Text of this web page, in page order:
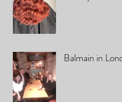
Balmain in